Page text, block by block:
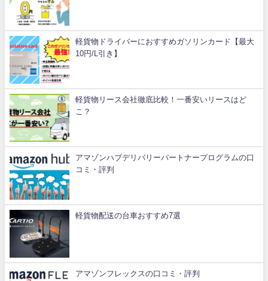
軽貨物ドライバーにおすすめガソリンカード【最大
10円/L引き】
軽貨物リース会社徹底比較！一番安いリースはど
こ？
アマゾンハブデリバリーパートナープログラムの口
コミ・評判
軽貨物配送の台車おすすめ7選
アマゾンフレックスの口コミ・評判